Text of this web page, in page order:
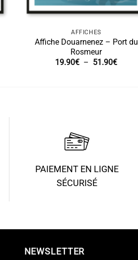
AFFICHES
Affiche Douarnenez – Port du
Rosmeur
19.90€ – 51.90€Plage
PAIEMENT EN LIGNE
SÉCURISÉ
NEWSLETTER